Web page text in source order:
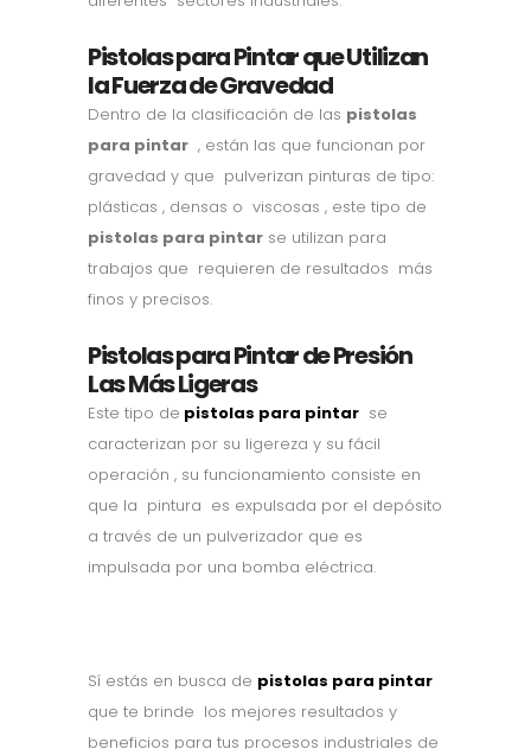
Pistolas para Pintar que Utilizan
la Fuerza de Gravedad
Dentro de la clasificación de las pistolas
para pintar , están las que funcionan por
gravedad y que pulverizan pinturas de tipo:
plásticas , densas o viscosas , este tipo de
pistolas para pintar se utilizan para
trabajos que requieren de resultados más
finos y precisos.
Pistolas para Pintar de Presión
Las Más Ligeras
Este tipo de pistolas para pintar se
caracterizan por su ligereza y su fácil
operación , su funcionamiento consiste en
que la pintura es expulsada por el depósito
a través de un pulverizador que es
impulsada por una bomba eléctrica.
Sí estás en busca de pistolas para pintar
que te brinde los mejores resultados y
beneficios para tus procesos industriales de